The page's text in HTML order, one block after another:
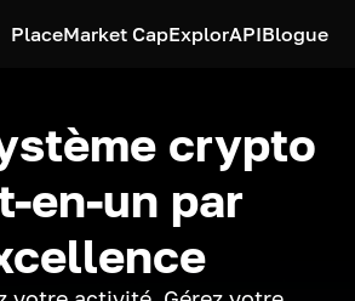
PlaceMarket CapExplorAPIBlogue
crypto
en-un par